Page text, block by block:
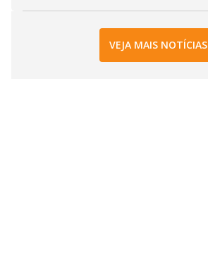
VEJA MAIS NOTÍCIAS